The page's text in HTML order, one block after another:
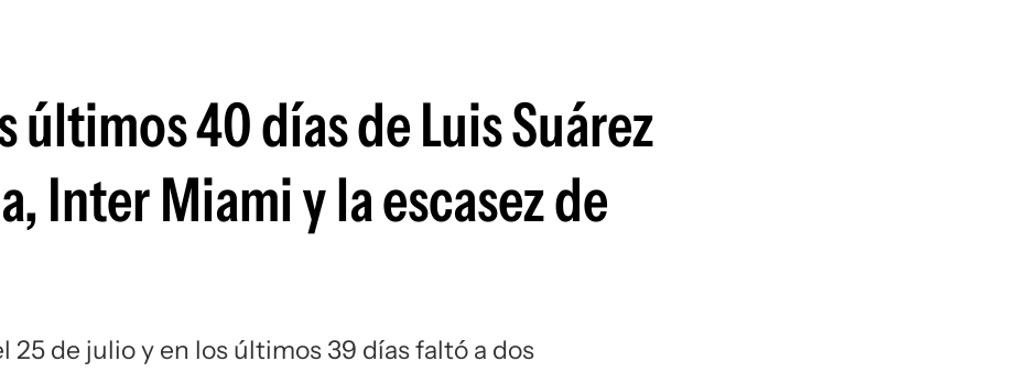
Siguenos en:
últimos 40 días de Luis Suárez
Inter Miami y la escasez de
25 de julio y en los últimos 39 días faltó a dos